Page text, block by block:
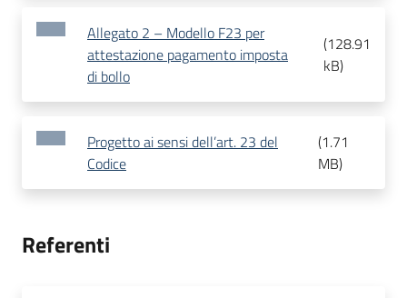
Allegato 2 – Modello F23 per
attestazione pagamento imposta
di bollo
(128.91
kB)
Progetto ai sensi dell’art. 23 del
Codice
(1.71
MB)
Referenti